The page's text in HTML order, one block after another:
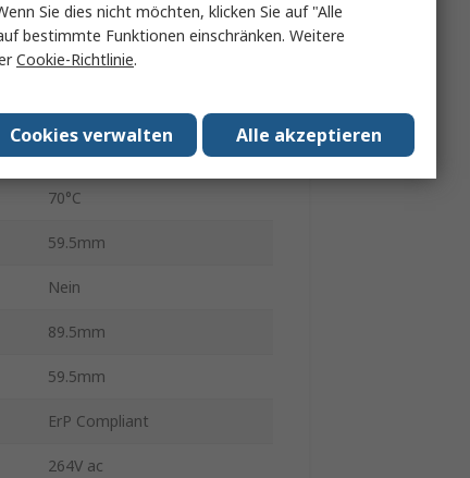
4A
IP20
DC
-25°C
70°C
59.5mm
Nein
89.5mm
59.5mm
ErP Compliant
264V ac
Sie dies nicht möchten, klicken Sie auf "Alle
bestimmte Funktionen einschränken. Weitere
Cookie-Richtlinie.
Alle akzeptieren
Cookies verwalten